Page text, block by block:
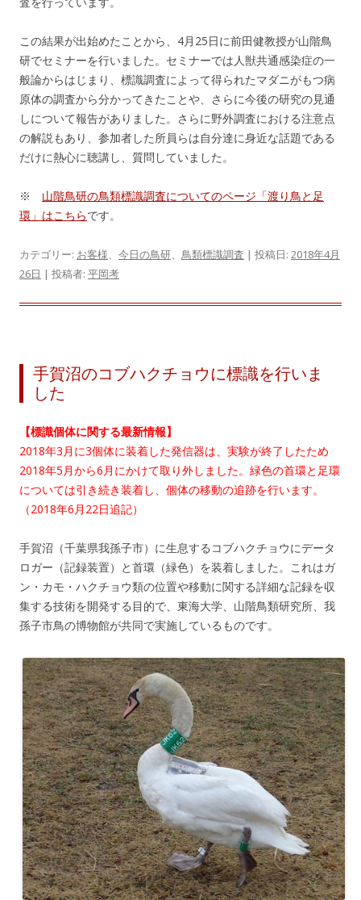
この結果が出始めたことから、4月25日に前田健教授が山階鳥
研でセミナーを行いました。セミナーでは人獣共通感染症の一
般論からはじまり、標識調査によって得られたマダニがもつ病
原体の調査から分かってきたことや、さらに今後の研究の見通
しについて報告がありました。さらに野外調査における注意点
の解説もあり、参加者した所員らは自分達に身近な話題である
だけに熱心に聴講し、質問していました。
※ 山階鳥研の鳥類標識調査についてのページ「渡り鳥と足
環」はこちらです。
カテゴリー: お客様、 今日の鳥研、 鳥類標識調査 | 投稿日: 2018年4月
26日 | 投稿者: 平岡考
手賀沼のコブハクチョウに標識を行いま
した
【標識個体に関する最新情報】
2018年3月に3個体に装着した発信器は、実験が終了したため
2018年5月から6月にかけて取り外しました。緑色の首環と足環
については引き続き装着し、個体の移動の追跡を行います。
（2018年6月22日追記）
手賀沼（千葉県我孫子市）に生息するコブハクチョウにデータ
ロガー（記録装置）と首環（緑色）を装着しました。これはガ
ン・カモ・ハクチョウ類の位置や移動に関する詳細な記録を収
集する技術を開発する目的で、東海大学、山階鳥類研究所、我
孫子市鳥の博物館が共同で実施しているものです。